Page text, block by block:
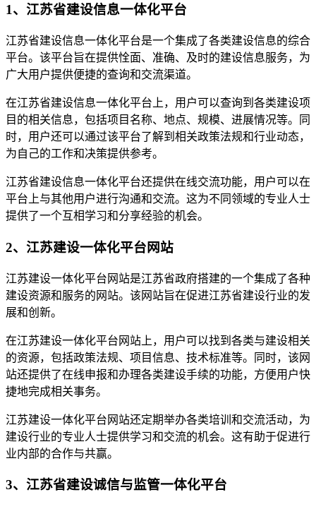
1、江苏省建设信息一体化平台
江苏省建设信息一体化平台是一个集成了各类建设信息的综合
平台。该平台旨在提供恮面、准确、及时的建设信息服务，为
广大用户提供便捷的查询和交流渠道。
在江苏省建设信息一体化平台上，用户可以查询到各类建设项
目的相关信息，包括项目名称、地点、规模、进展情况等。同
时，用户还可以通过该平台了解到相关政策法规和行业动态，
为自己的工作和决策提供参考。
江苏省建设信息一体化平台还提供在线交流功能，用户可以在
平台上与其他用户进行沟通和交流。这为不同领域的专业人士
提供了一个互相学习和分享经验的机会。
2、江苏建设一体化平台网站
江苏建设一体化平台网站是江苏省政府搭建的一个集成了各种
建设资源和服务的网站。该网站旨在促进江苏省建设行业的发
展和创新。
在江苏建设一体化平台网站上，用户可以找到各类与建设相关
的资源，包括政策法规、项目信息、技术标准等。同时，该网
站还提供了在线申报和办理各类建设手续的功能，方便用户快
捷地完成相关事务。
江苏建设一体化平台网站还定期举办各类培训和交流活动，为
建设行业的专业人士提供学习和交流的机会。这有助于促进行
业内部的合作与共赢。
3、江苏省建设诚信与监管一体化平台